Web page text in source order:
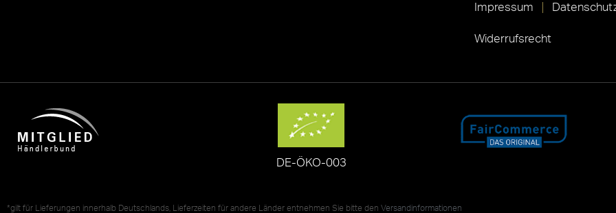
Impressum
Widerrufsrecht
DE-ÖKO-003
*gilt für Lieferungen innerhalb Deutschlands, Lieferzeiten für andere Länder entnehmen Sie bitte den Versandinformationen